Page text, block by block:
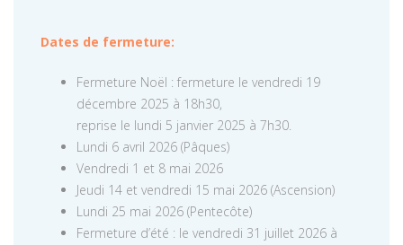
Dates de fermeture:
Fermeture Noël : fermeture le vendredi 19
décembre 2025 à 18h30,
reprise le lundi 5 janvier 2025 à 7h30.
Lundi 6 avril 2026 (Pâques)
Vendredi 1 et 8 mai 2026
Jeudi 14 et vendredi 15 mai 2026 (Ascension)
Lundi 25 mai 2026 (Pentecôte)
Fermeture d’été : le vendredi 31 juillet 2026 à